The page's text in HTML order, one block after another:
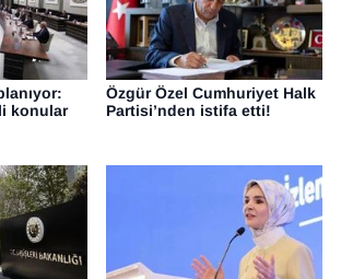
konular
Özgür Özel Cumhuriyet Halk
Partisi’nden istifa etti!